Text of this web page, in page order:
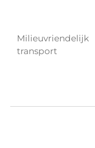
Milieuvriendelijk
transport